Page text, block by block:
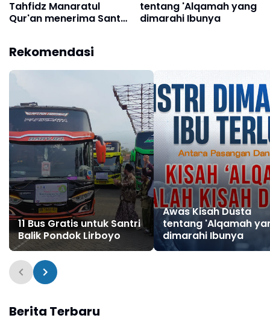
Tahfidz Manaratul
Qur'an menerima Santri
tentang 'Alqamah yang
dimarahi Ibunya
Rekomendasi
11 Bus Gratis untuk Santri
Balik Pondok Lirboyo
Awas Kisah Dusta
tentang 'Alqamah
dimarahi Ibunya
Berita Terbaru